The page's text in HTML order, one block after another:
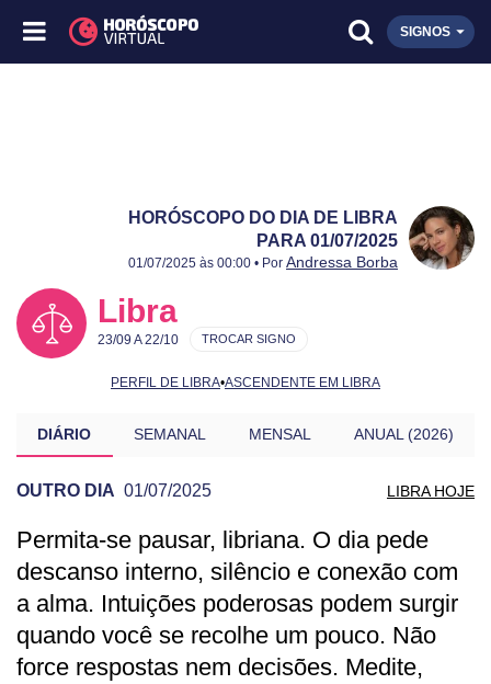
SIGNOS
HORÓSCOPO DO DIA DE LIBRA
PARA 01/07/2025
Publicado:
01/07/2025
Atualizado:
01/07/2025
01/07/2025 às 00:00 • Por Andressa Borba
Libra
23/09 A 22/10
PERFIL DE LIBRA•ASCENDENTE EM LIBRA
TROCAR SIGNO
DIÁRIO SEMANAL MENSAL ANUAL (2026)
OUTRO DIA 01/07/2025 LIBRA HOJE
PREVISÃO DE LIBRA PARA OUTRO DIA
Permita-se pausar, libriana. O dia pede
descanso interno, silêncio e conexão com
a alma. Intuições poderosas podem surgir
quando você se recolhe um pouco. Não
force respostas nem decisões. Medite,